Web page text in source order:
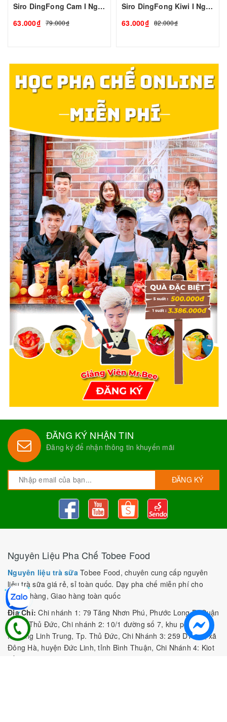
Siro DingFong Cam I Nguyên Liệu Pha Chế - Tobee Food
63.000₫ 79.000₫
Siro DingFong Kiwi I Nguyên Liệu Pha Chế - Tobee Food
63.000₫ 82.000₫
ĐĂNG KÝ NHẬN TIN
Đăng ký để nhận thông tin khuyến mãi
ĐĂNG KÝ
Nguyên Liệu Pha Chế Tobee Food
Nguyên liệu trà sữa Tobee Food, chuyên cung cấp nguyên
liệu trà sữa giá rẻ, sỉ toàn quốc. Dạy pha chế miễn phí cho
khách hàng, Giao hàng toàn quốc
Địa Chỉ: Chi nhánh 1: 79 Tăng Nhơn Phú, Phước Long B, Quận
9, TP. Thủ Đức, Chi nhánh 2: 10/1 đường số 7, khu phố 3,
Phường Linh Trung, Tp. Thủ Đức, Chi Nhánh 3: 259 DT766, xã
Đông Hà, huyện Đức Linh, tỉnh Bình Thuận, Chi Nhánh 4: Kiot
số 1 - Chợ Túy Loan - Đường Quảng Xương - Hòa Phong - Hòa